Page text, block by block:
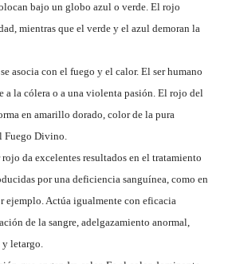
bajo un globo azul o verde. El rojo
mientras que el verde y el azul demoran la
asocia con el fuego y el calor. El ser humano
a la cólera o a una violenta pasión. El rojo del
en amarillo dorado, color de la pura
Fuego Divino.
da excelentes resultados en el tratamiento
por una deficiencia sanguínea, como en
ejemplo. Actúa igualmente con eficacia
de la sangre, adelgazamiento anormal,
y letargo.